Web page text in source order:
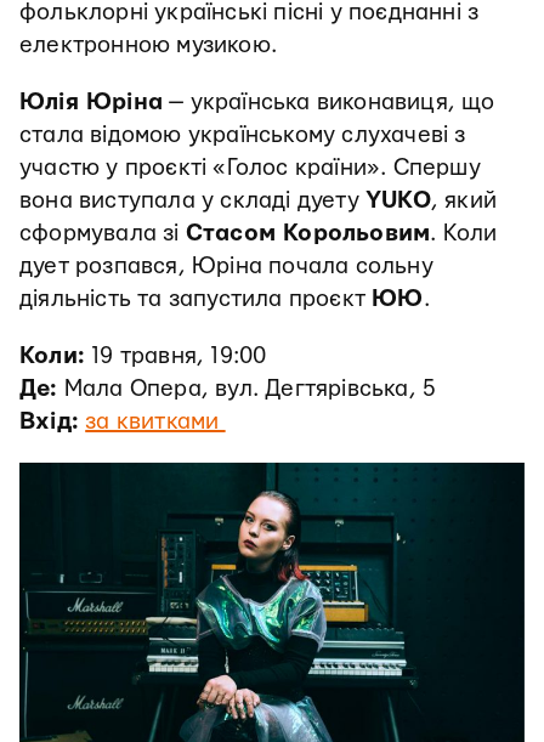
фольклорні українські пісні у поєднанні з
електронною музикою.
Юлія Юріна — українська виконавиця, що
стала відомою українському слухачеві з
участю у проєкті «Голос країни». Спершу
вона виступала у складі дуету YUKO, який
сформувала зі Стасом Корольовим. Коли
дует розпався, Юріна почала сольну
діяльність та запустила проєкт ЮЮ.
Коли: 19 травня, 19:00
Де: Мала Опера, вул. Дегтярівська, 5
Вхід: за квитками